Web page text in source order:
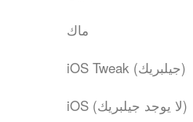
ماك
iOS Tweak (جيلبريك)
iOS (لا يوجد جيلبريك)